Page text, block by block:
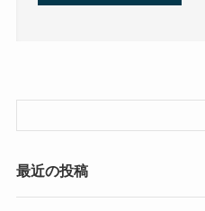
最近の投稿